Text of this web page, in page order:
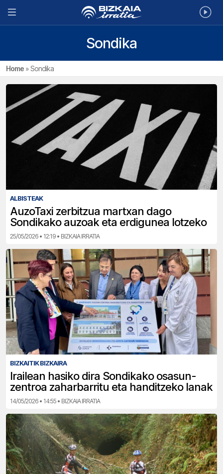
Sondika
Home »Sondika
ALBISTEAK
AuzoTaxi zerbitzua martxan dago
Sondikako auzoak eta erdigunea lotzeko
25/05/2026 • 12:19 • BIZKAIA IRRATIA
BIZKAITIK BIZKAIRA
Irailean hasiko dira Sondikako osasun-
zentroa zaharbarritu eta handitzeko lanak
14/05/2026 • 14:55 • BIZKAIA IRRATIA